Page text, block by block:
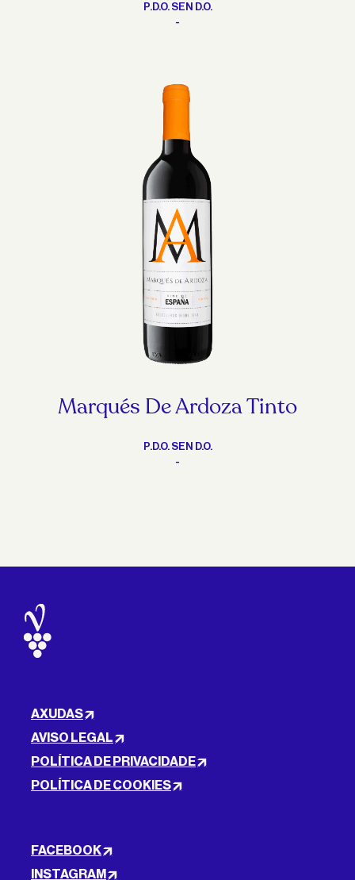
P.D.O. SEN D.O.
-
Marqués De Ardoza Tinto
P.D.O. SEN D.O.
-
AXUDAS
AVISO LEGAL
POLÍTICA DE PRIVACIDADE
POLÍTICA DE COOKIES
FACEBOOK
INSTAGRAM